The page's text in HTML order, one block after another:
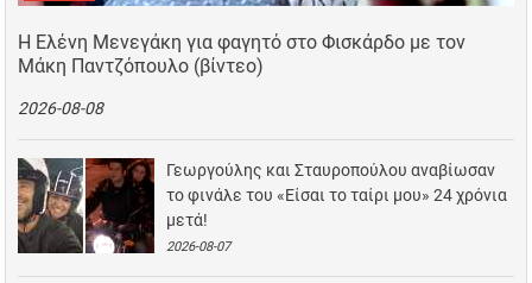
Η Ελένη Μενεγάκη για φαγητό στο Φισκάρδο με τον
Μάκη Παντζόπουλο (βίντεο)
2026-08-08
Γεωργούλης και Σταυροπούλου αναβίωσαν
το φινάλε του «Είσαι το ταίρι μου» 24 χρόνια
μετά!
2026-08-07